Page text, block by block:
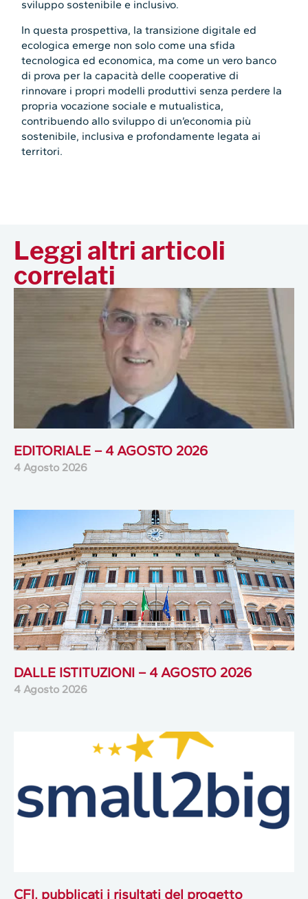
sviluppo sostenibile e inclusivo.
In questa prospettiva, la transizione digitale ed
ecologica emerge non solo come una sfida
tecnologica ed economica, ma come un vero banco
di prova per la capacità delle cooperative di
rinnovare i propri modelli produttivi senza perdere la
propria vocazione sociale e mutualistica,
contribuendo allo sviluppo di un’economia più
sostenibile, inclusiva e profondamente legata ai
territori.
Leggi altri articoli
correlati
EDITORIALE – 4 AGOSTO 2026
4 Agosto 2026
DALLE ISTITUZIONI – 4 AGOSTO 2026
4 Agosto 2026
CFI, pubblicati i risultati del progetto